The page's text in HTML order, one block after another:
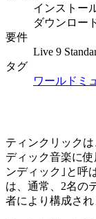
インストー
ダウンロー
要件
Live 9
タグ
ワールドミ
ティンクリック
ディック音楽に
ンディック｣と呼
は、通常、2名の
者により構成され